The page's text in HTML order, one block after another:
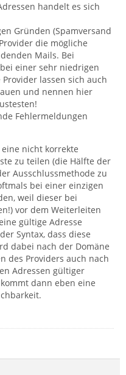
handelt es sich
Gründen (Spamversand
die mögliche
Mails. Bei
einer sehr niedrigen
lassen sich auch
und nennen hier
Fehlermeldungen
nicht korrekte
zu teilen (die Hälfte der
Ausschlussmethode zu
bei einer einzigen
weil dieser bei
vor dem Weiterleiten
gültige Adresse
Syntax, dass diese
dabei nach der Domäne
des Providers auch nach
Adressen gültiger
dann eben eine